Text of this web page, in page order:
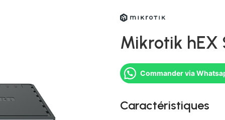
Mikrotik hEX
Commander via
Caractéristiques